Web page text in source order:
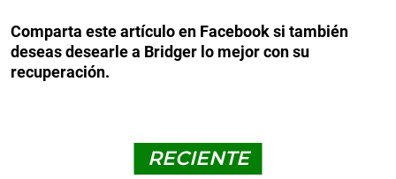
Comparta este artículo en Facebook si también
deseas desearle a Bridger lo mejor con su
recuperación.
RECIENTE